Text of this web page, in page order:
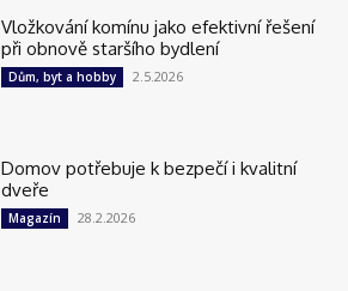
Vložkování komínu jako efektivní řešení
při obnově staršího bydlení
Dům, byt a hobby 2.5.2026
Domov potřebuje k bezpečí i kvalitní
dveře
Magazín 28.2.2026